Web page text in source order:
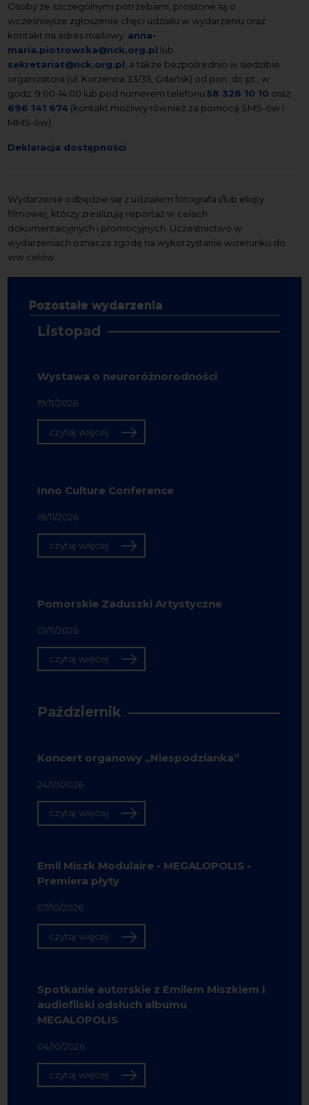
Osoby ze szczególnymi potrzebami, proszone są o
wcześniejsze zgłoszenie chęci udziału w wydarzeniu oraz
kontakt na adres mailowy: anna-
maria.piotrowska@nck.org.pl lub
sekretariat@nck.org.pl , a także bezpośrednio w siedzibie
organizatora (ul. Korzenna 33/35, Gdańsk) od pon. do pt., w
godz. 9:00-14:00 lub pod numerem telefonu58 326 10 10 oraz
696 141 674 (kontakt możliwy również za pomocą SMS-ów i
MMS-ów).
Deklaracja dostępności
Wydarzenie odbędzie się z udziałem fotografa i/lub ekipy
filmowej, którzy zrealizują reportaż w celach
dokumentacyjnych i promocyjnych. Uczestnictwo w
wydarzeniach oznacza zgodę na wykorzystanie wizerunku do
ww celów.
Pozostałe wydarzenia
Listopad
Wystawa o neuroróżnorodności
19/11/2026
czytaj więcej
Inno Culture Conference
18/11/2026
czytaj więcej
Pomorskie Zaduszki Artystyczne
01/11/2026
czytaj więcej
Październik
Koncert organowy „Niespodzianka”
24/10/2026
czytaj więcej
Emil Miszk Modulaire - MEGALOPOLIS -
Premiera płyty
07/10/2026
czytaj więcej
Spotkanie autorskie z Emilem Miszkiem i
audiofilski odsłuch albumu
MEGALOPOLIS
04/10/2026
czytaj więcej